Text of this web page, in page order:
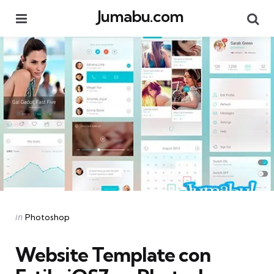
Jumabu.com
Categories
Posted
in Photoshop
Website Template con